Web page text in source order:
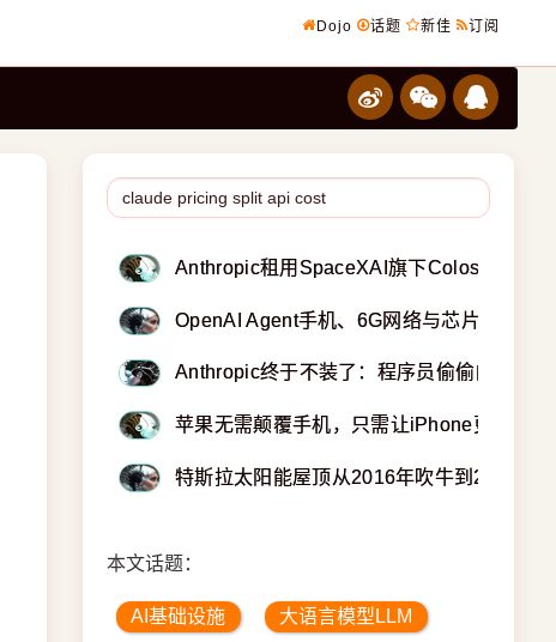
Dojo 话题 新佳 订阅
Anthropic租用SpaceXAI旗下Colossus2超
OpenAI Agent手机、6G网络与芯片话语权
Anthropic终于不装了：程序员偷偷白嫖
苹果无需颠覆手机，只需让iPhone更懂你
特斯拉太阳能屋顶从2016年吹牛到2026年
本文话题：
AI基础设施 大语言模型LLM